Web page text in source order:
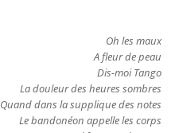
Oh les maux
A fleur de peau
Dis-moi Tango
La douleur des heures sombres
Quand dans la supplique des notes
Le bandonéon appelle les corps